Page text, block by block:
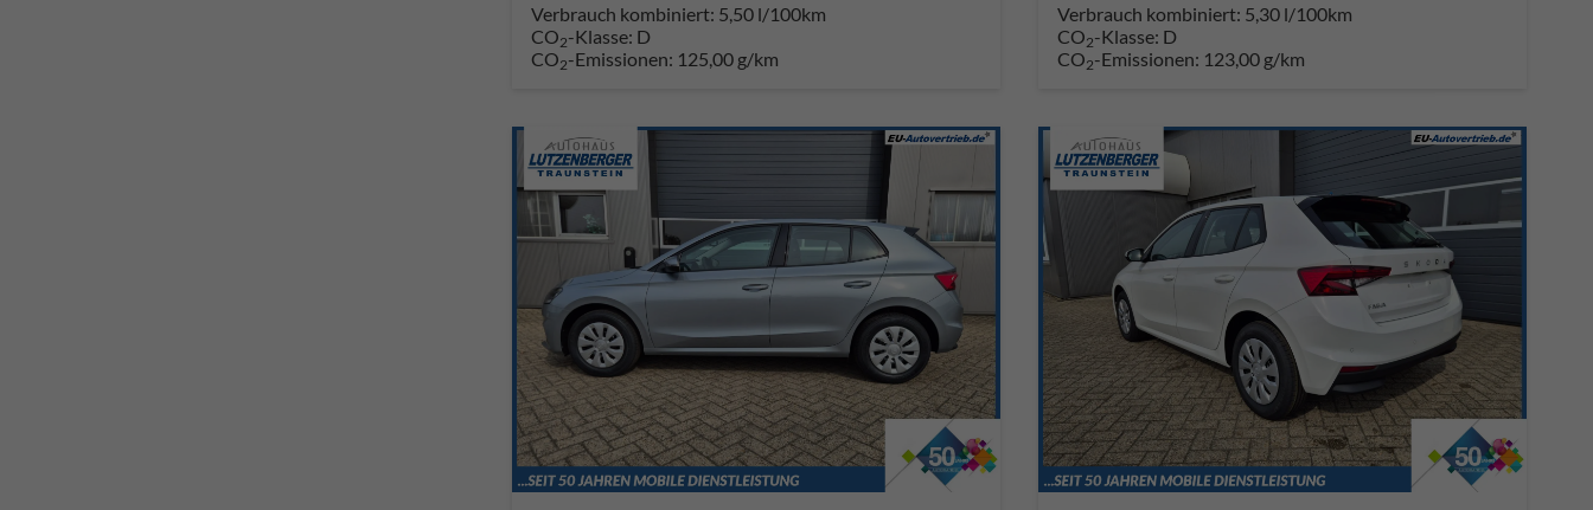
Verbrauch kombiniert: 5,50 l/100km
CO2-Klasse: D
CO2-Emissionen: 125,00 g/km
Verbrauch kombiniert: 5,30 l/100km
CO2-Klasse: D
CO2-Emissionen: 123,00 g/km